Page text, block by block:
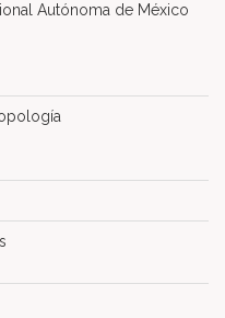
Autónoma de México